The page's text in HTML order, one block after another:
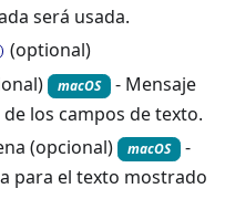
será usada.
(optional)
macOS
- Mensaje
los campos de texto.
(opcional) macOS
-
para el texto mostrado